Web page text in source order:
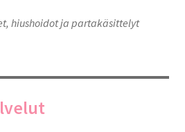
hiushoidot ja partakäsittelyt